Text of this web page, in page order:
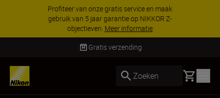
Profiteer van onze gratis service en maak
gebruik van 5 jaar garantie op NIKKOR Z-
objectieven. Meer informatie
Gratis verzending
Zoeken Basket